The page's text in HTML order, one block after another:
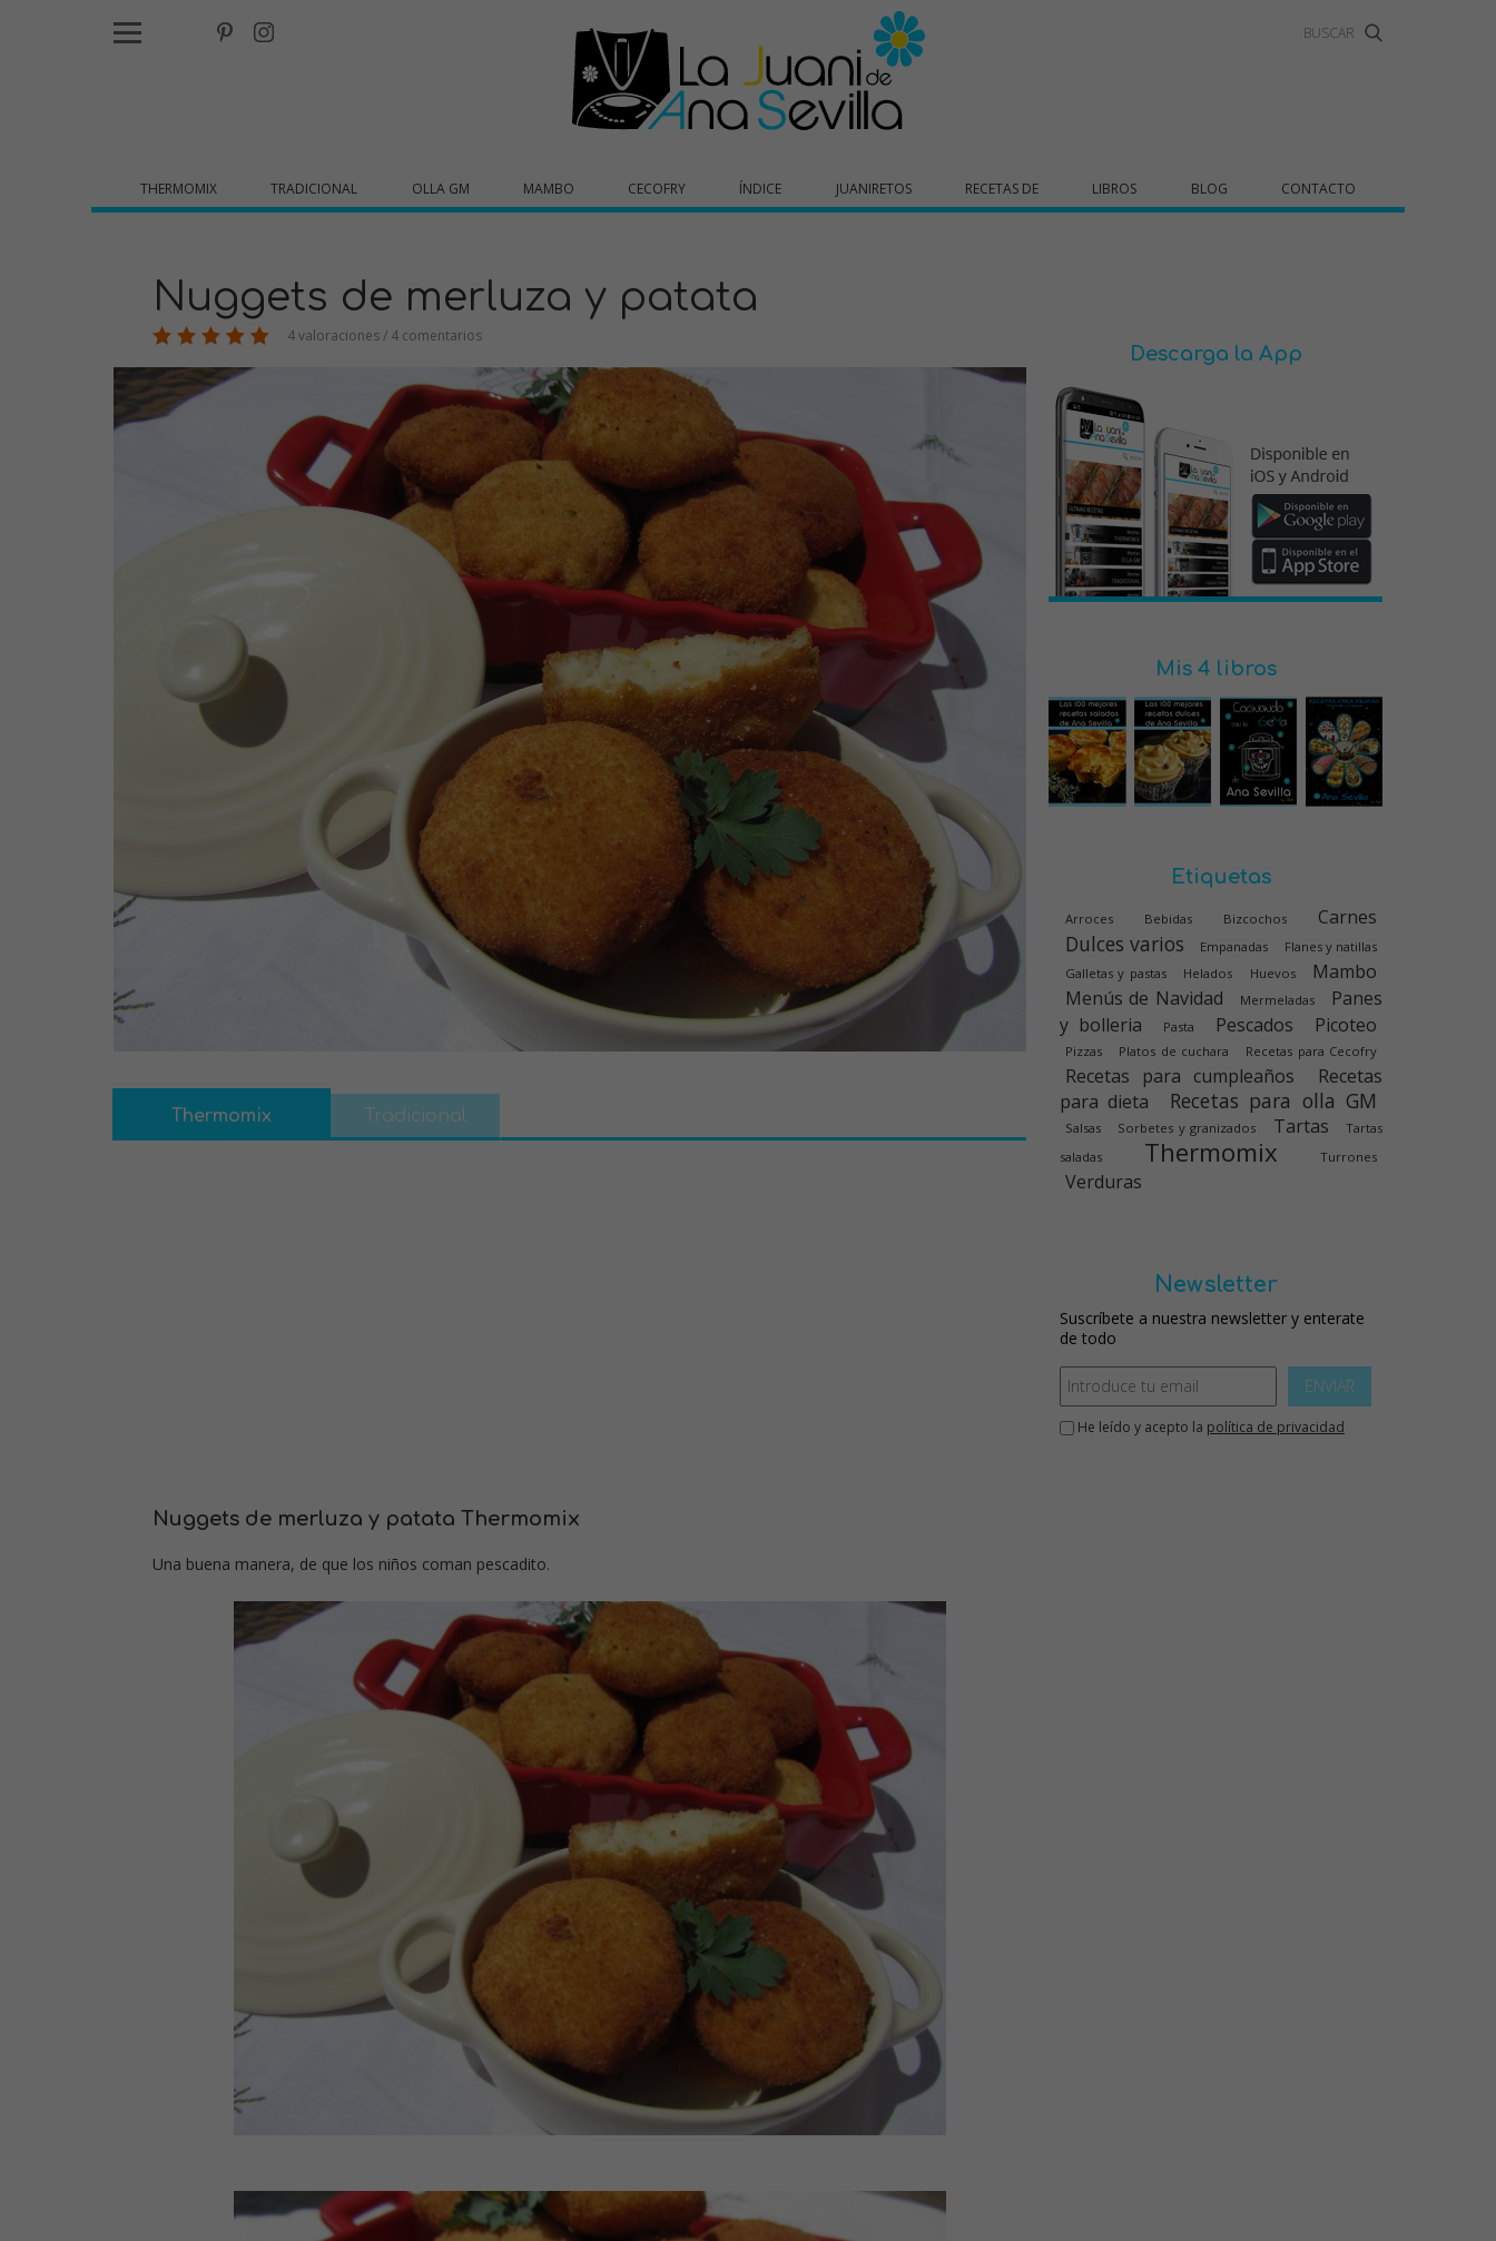
THERMOMIX TRADICIONAL OLLA GM MAMBO CECOFRY ÍNDICE JUANIRETOS RECETAS DE LIBROS BLOG CONTACTO
Nuggets de merluza y patata
4 valoraciones / 4 comentarios
Thermomix Tradicional
Nuggets de merluza y patata Thermomix
Una buena manera, de que los niños coman pescadito.
Descarga la App
Mis 4 libros
Etiquetas
Arroces Bebidas Bizcochos Carnes
Dulces varios Empanadas
Flanes y natillas
Galletas y pastas
Helados Huevos
Mambo
Menús de Navidad
Mermeladas
Panes
y bolleria
Pasta Pescados Picoteo
Pizzas Platos de cuchara Recetas para Cecofry
Recetas para cumpleaños
Recetas
para dieta
Recetas para olla GM
Salsas Sorbetes y granizados Tartas
Tartas
saladas
Thermomix Turrones
Verduras
Newsletter
Suscríbete a nuestra newsletter y enterate
de todo
ENVIAR
He leído y acepto la política de privacidad